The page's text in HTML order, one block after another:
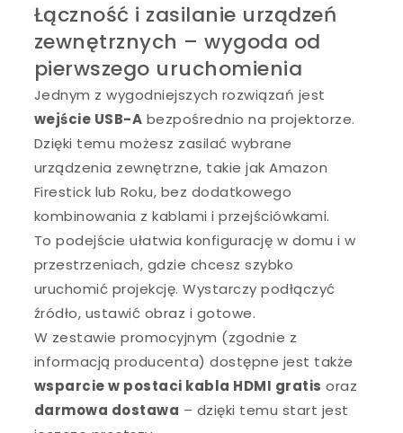
Łączność i zasilanie urządzeń
zewnętrznych – wygoda od
pierwszego uruchomienia
Jednym z wygodniejszych rozwiązań jest
wejście USB-A bezpośrednio na projektorze.
Dzięki temu możesz zasilać wybrane
urządzenia zewnętrzne, takie jak Amazon
Firestick lub Roku, bez dodatkowego
kombinowania z kablami i przejściówkami.
To podejście ułatwia konfigurację w domu i w
przestrzeniach, gdzie chcesz szybko
uruchomić projekcję. Wystarczy podłączyć
źródło, ustawić obraz i gotowe.
W zestawie promocyjnym (zgodnie z
informacją producenta) dostępne jest także
wsparcie w postaci kabla HDMI gratis oraz
darmowa dostawa – dzięki temu start jest